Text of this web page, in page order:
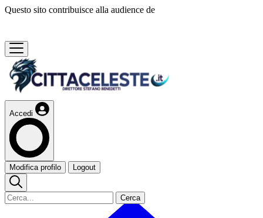
Questo sito contribuisce alla audience de
Accedi
Modifica profilo Logout
Cerca